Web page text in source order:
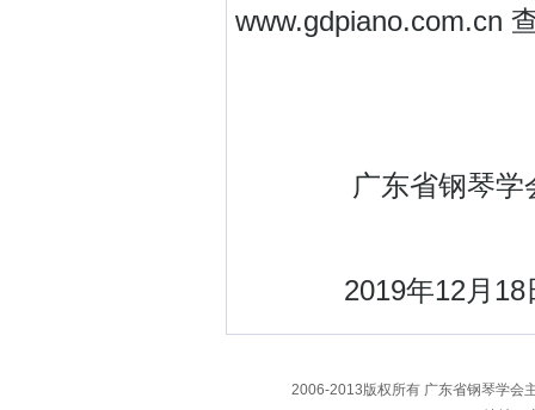
www.gdpiano.com.cn
广东省钢琴学
2019年12月18
2006-2013版权所有 广东省钢琴学会